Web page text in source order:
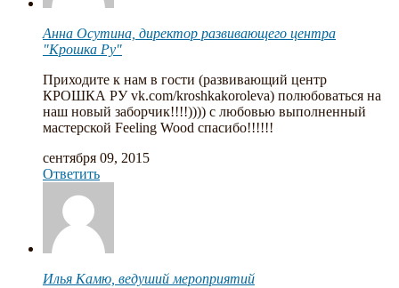
Анна Осутина, директор развивающего центра
"Крошка Ру"
Приходите к нам в гости (развивающий центр
КРОШКА РУ vk.com/kroshkakoroleva) полюбоваться на
наш новый заборчик!!!!)))) с любовью выполненный
мастерской Feeling Wood спасибо!!!!!!
сентября 09, 2015
Ответить
Илья Камю, ведуший мероприятий